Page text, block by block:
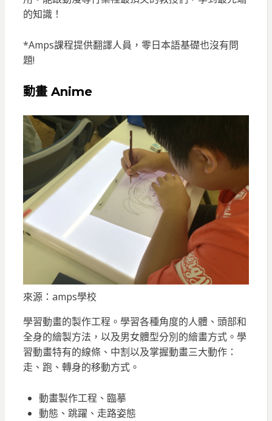
的知識！
*Amps課程提供翻譯人員，零日本語基礎也沒有問
題!
動畫 Anime
來源：amps學校
學習動畫的製作工程。學習各種角度的人體、頭部和
全身的繪製方法，以及男女體型分別的繪畫方式。學
習動畫特有的線條、中割以及掌握動畫三大動作：
走、跑、轉身的移動方式。
動畫製作工程、臨摹
動態、跳躍、走路姿態